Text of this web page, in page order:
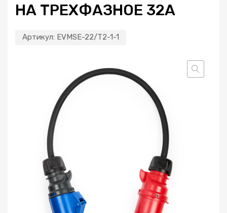
НА ТРЕХФАЗНОЕ 32А
Артикул: EVMSE-22/T2-1-1